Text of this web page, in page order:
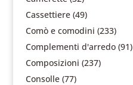
Cassettiere (49)
Comò e comodini (233)
Complementi d'arredo (91)
Composizioni (237)
Consolle (77)